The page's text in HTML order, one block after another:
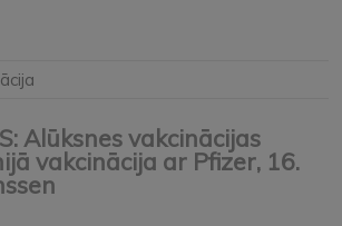
Alūksnes vakcinācijas
vakcinācija ar Pfizer, 16.